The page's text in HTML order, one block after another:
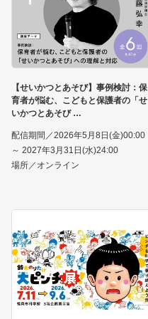
【せいかつとあそび】事例検討：保
育者が悩む、こどもと保護者の「せ
いかつとあそび
配信期間／2026年5月8日(金)00:00
～ 2027年3月31日(水)24:00
場所／オンライン